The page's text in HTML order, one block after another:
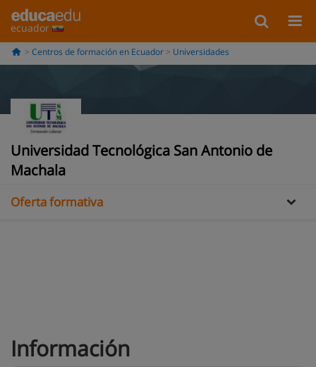
ecuador
Centros de formación en Ecuador Universidades
Universidad Tecnológica San Antonio de
Machala
Información
Opiniones
Oferta formativa
Información